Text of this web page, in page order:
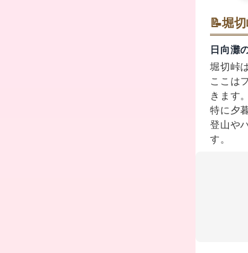
📝堀
日向灘
堀切峠
ここは
きます。
特に夕
登山や
す。